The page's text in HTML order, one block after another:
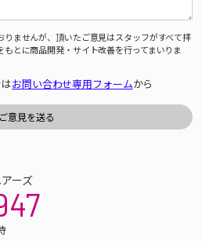
りませんが、頂いたご意見はスタッフがすべて拝
とに商品開発・サイト改善を行ってまいりま
お問い合わせ専用フォームから
ーズ